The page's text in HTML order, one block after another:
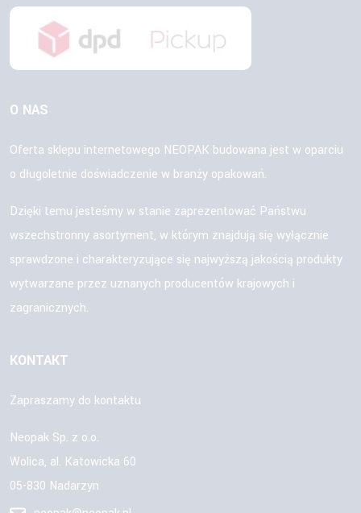
O NAS
Oferta sklepu internetowego NEOPAK budowana jest w oparciu
o długoletnie doświadczenie w branży opakowań.
Dzięki temu jesteśmy w stanie zaprezentować Państwu
wszechstronny asortyment, w którym znajdują się wyłącznie
sprawdzone i charakteryzujące się najwyższą jakością produkty
wytwarzane przez uznanych producentów krajowych i
zagranicznych.
KONTAKT
Zapraszamy do kontaktu
Neopak Sp. z o.o.
Wolica, al. Katowicka 60
05-830 Nadarzyn